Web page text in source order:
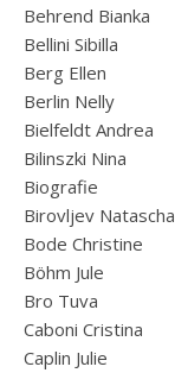
Behrend Bianka
Bellini Sibilla
Berg Ellen
Berlin Nelly
Bielfeldt Andrea
Bilinszki Nina
Biografie
Birovljev Natascha
Bode Christine
Böhm Jule
Bro Tuva
Caboni Cristina
Caplin Julie